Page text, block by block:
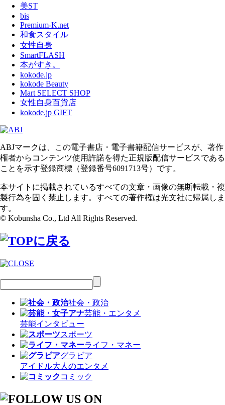
美ST
bis
Premium-K.net
和食スタイル
女性自身
SmartFLASH
本がすき。
kokode.jp
kokode Beauty
Mart SELECT SHOP
女性自身百貨店
kokode.jp GIFT
ABJマークは、この電子書店・電子書籍配信サービスが、著作
権者からコンテンツ使用許諾を得た正規版配信サービスである
ことを示す登録商標（登録番号6091713号）です。
本サイトに掲載されているすべての文章・画像の無断転載・複
製行為を固く禁止します。すべての著作権は光文社に帰属しま
す。
© Kobunsha Co., Ltd All Rights Reserved.
社会・政治
芸能・エンタメ
芸能インタビュー
スポーツ
ライフ・マネー
グラビア
アイドル大人のエンタメ
コミック